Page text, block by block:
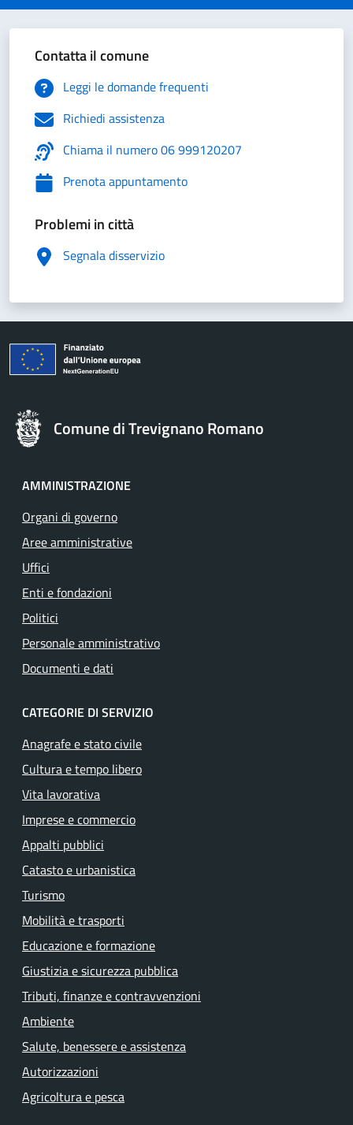
Contatta il comune
Leggi le domande frequenti
Richiedi assistenza
Chiama il numero 06 999120207
Prenota appuntamento
Problemi in città
Segnala disservizio
Comune di Trevignano Romano
AMMINISTRAZIONE
Organi di governo
Aree amministrative
Uffici
Enti e fondazioni
Politici
Personale amministrativo
Documenti e dati
CATEGORIE DI SERVIZIO
Anagrafe e stato civile
Cultura e tempo libero
Vita lavorativa
Imprese e commercio
Appalti pubblici
Catasto e urbanistica
Turismo
Mobilità e trasporti
Educazione e formazione
Giustizia e sicurezza pubblica
Tributi, finanze e contravvenzioni
Ambiente
Salute, benessere e assistenza
Autorizzazioni
Agricoltura e pesca